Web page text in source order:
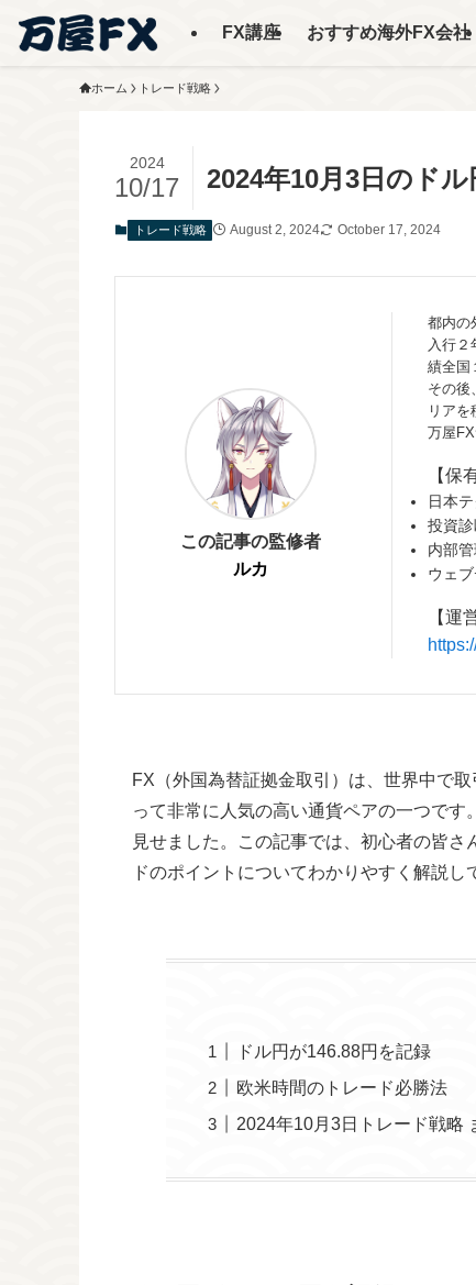
FX講座 おすすめ海外FX会社
ホーム トレード戦略
2024年10月3日のド
2024
10/17
トレード戦略 August 2, 2024 October 17, 2024
この記事の監修者
ルカ
都内の
入行２
績全国
その後
リアを
万屋
【保
日本
投資
内部
ウェ
【運
FX（外国為替証拠金取引）は、世界中で
って非常に人気の高い通貨ペアの一つで
見せました。この記事では、初心者の皆
ドのポイントについてわかりやすく解説し
ドル円が146.88円を記録
欧米時間のトレード必勝法
2024年10月3日トレード戦略